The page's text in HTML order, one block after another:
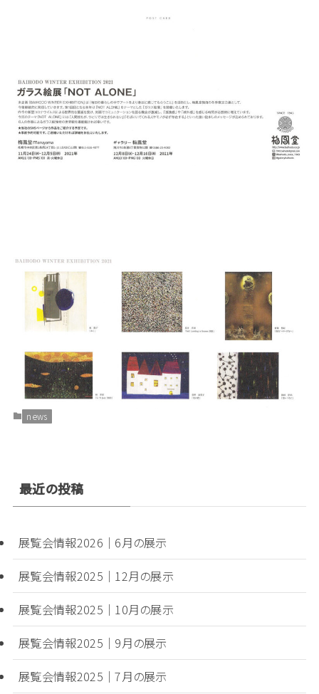
news
最近の投稿
展覧会情報2026│6月の展示
展覧会情報2025│12月の展示
展覧会情報2025│10月の展示
展覧会情報2025│9月の展示
展覧会情報2025│7月の展示